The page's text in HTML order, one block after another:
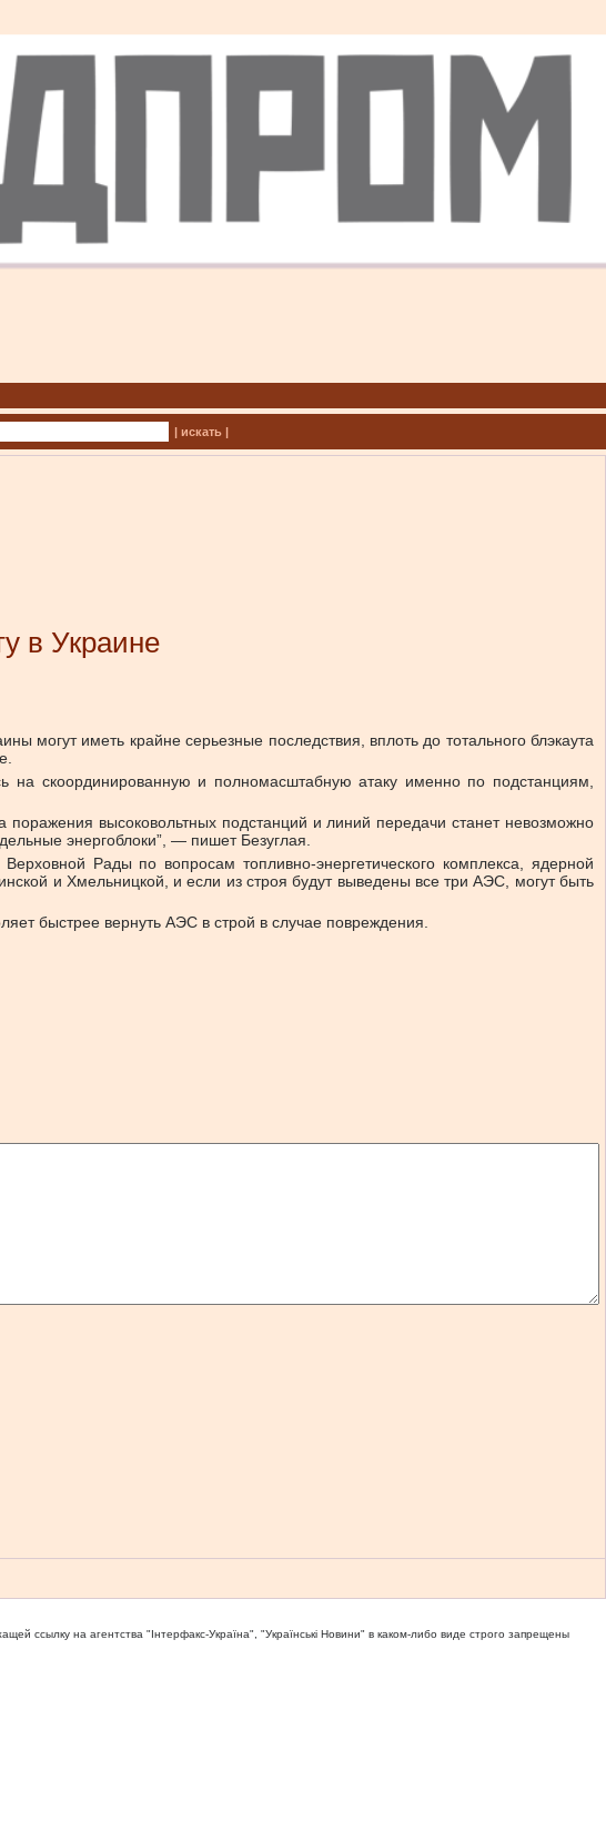
| искать |
в Украине
могут иметь крайне серьезные последствия, вплоть до тотального блэкаута
скоординированную и полномасштабную атаку именно по подстанциям,
поражения высоковольтных подстанций и линий передачи станет невозможно
энергоблоки”, — пишет Безуглая.
Рады по вопросам топливно-энергетического комплекса, ядерной
и Хмельницкой, и если из строя будут выведены все три АЭС, могут быть
быстрее вернуть АЭС в строй в случае повреждения.
ссылку на агентства "Iнтерфакс-Україна", "Українськi Новини" в каком-либо виде строго запрещены